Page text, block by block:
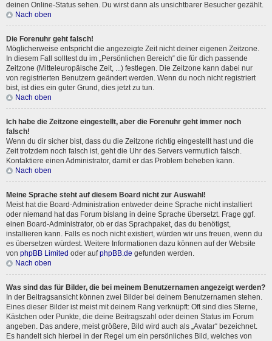
deinen Online-Status sehen. Du wirst dann als unsichtbarer Besucher gezählt.
Nach oben
Die Forenuhr geht falsch!
Möglicherweise entspricht die angezeigte Zeit nicht deiner eigenen Zeitzone.
In diesem Fall solltest du im „Persönlichen Bereich“ die für dich passende
Zeitzone (Mitteleuropäische Zeit, ...) festlegen. Die Zeitzone kann dabei nur
von registrierten Benutzern geändert werden. Wenn du noch nicht registriert
bist, ist dies ein guter Grund, dies jetzt zu tun.
Nach oben
Ich habe die Zeitzone eingestellt, aber die Forenuhr geht immer noch
falsch!
Wenn du dir sicher bist, dass du die Zeitzone richtig eingestellt hast und die
Zeit trotzdem noch falsch ist, geht die Uhr des Servers vermutlich falsch.
Kontaktiere einen Administrator, damit er das Problem beheben kann.
Nach oben
Meine Sprache steht auf diesem Board nicht zur Auswahl!
Meist hat die Board-Administration entweder deine Sprache nicht installiert
oder niemand hat das Forum bislang in deine Sprache übersetzt. Frage ggf.
einen Board-Administrator, ob er das Sprachpaket, das du benötigst,
installieren kann. Falls es noch nicht existiert, würden wir uns freuen, wenn du
es übersetzen würdest. Weitere Informationen dazu können auf der Website
von phpBB Limited oder aufphpBB.de gefunden werden.
Nach oben
Was sind das für Bilder, die bei meinem Benutzernamen angezeigt werden?
In der Beitragsansicht können zwei Bilder bei deinem Benutzernamen stehen.
Eines dieser Bilder ist meist mit deinem Rang verknüpft: Oft sind dies Sterne,
Kästchen oder Punkte, die deine Beitragszahl oder deinen Status im Forum
angeben. Das andere, meist größere, Bild wird auch als „Avatar“ bezeichnet.
Es handelt sich hierbei in der Regel um ein persönliches Bild, welches von